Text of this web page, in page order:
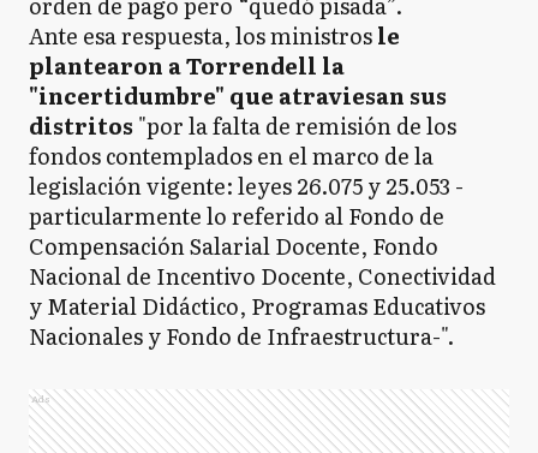
Ante esa respuesta, los ministrosle
plantearon a Torrendell la
"incertidumbre" que atraviesan sus
distritos "por la falta de remisión de los
fondos contemplados en el marco de la
legislación vigente: leyes 26.075 y 25.053 -
particularmente lo referido al Fondo de
Compensación Salarial Docente, Fondo
Nacional de Incentivo Docente, Conectividad
y Material Didáctico, Programas Educativos
Nacionales y Fondo de Infraestructura-".
Ads